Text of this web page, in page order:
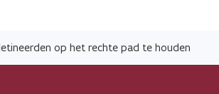
op het rechte pad te houden